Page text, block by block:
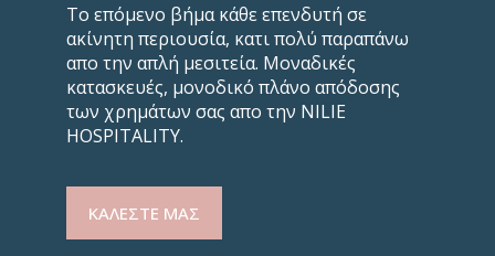
Το επόμενο βήμα κάθε επενδυτή σε
ακίνητη περιουσία, κατι πολύ παραπάνω
απο την απλή μεσιτεία. Μοναδικές
κατασκευές, μονοδικό πλάνο απόδοσης
των χρημάτων σας απο την NILIE
HOSPITALITY.
ΚΑΛΕΣΤΕ ΜΑΣ